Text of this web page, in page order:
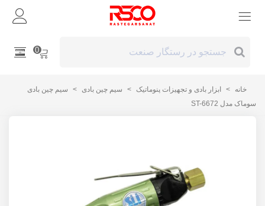
0
خانه > ابزار بادی و تجهیزات پنوماتیک > سیم چین بادی >
سیم چین بادی
سوماک مدل ST-6672